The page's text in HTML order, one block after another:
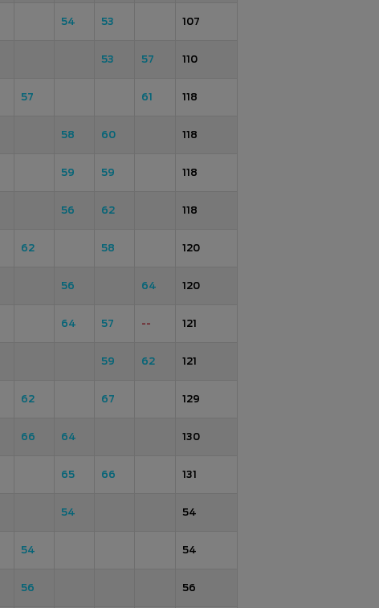
54 53 107
53 57 110
57 61 118
58 60 118
59 59 118
56 62 118
62 58 120
56 64 120
64 57 -- 121
59 62 121
62 67 129
66 64 130
65 66 131
54 54
54 54
56 56